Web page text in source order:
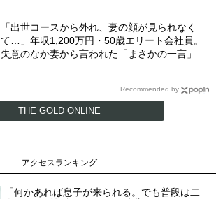
「出世コースから外れ、妻の顔が見られなく
て…」年収1,200万円・50歳エリート会社員。
失意のなか妻から言われた「まさかの一言」に
Recommended by
THE GOLD ONLINE
アクセスランキング
「何かあれば息子が来られる。でも普段は二